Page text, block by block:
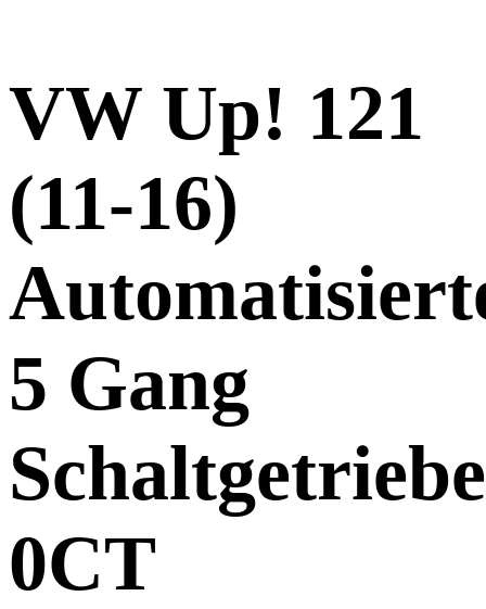
VW Up! 121
(11-16)
5 Gang
Schaltgetriebe
0CT